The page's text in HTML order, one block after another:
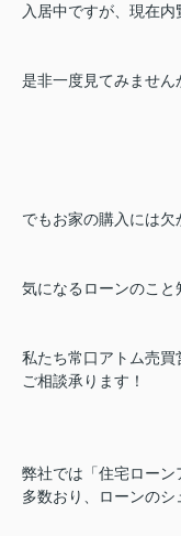
入居中ですが、現在
是非一度見てみません
でもお家の購入には欠
気になるローンのこと
私たち常口アトム売買
ご相談承ります！
弊社では「住宅ロー
多数おり、ローンの